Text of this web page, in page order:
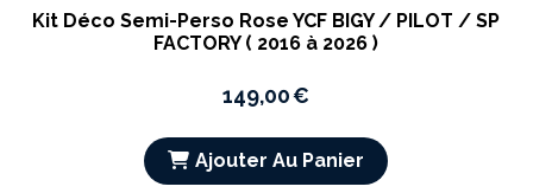
Kit Déco Semi-Perso Rose YCF BIGY / PILOT / SP
FACTORY ( 2016 à 2026 )
149,00€
Ajouter Au Panier